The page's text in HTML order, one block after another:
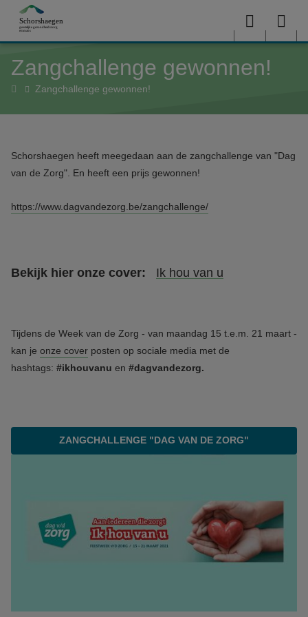
Overslaan en naar de inhoud gaan
Menu
Zangchallenge gewonnen!
HomeZangchallenge gewonnen!
Schorshaegen heeft meegedaan aan de zangchallenge van "Dag
van de Zorg". En heeft een prijs gewonnen!
https://www.dagvandezorg.be/zangchallenge/
Bekijk hier onze cover: Ik hou van u
Tijdens de Week van de Zorg - van maandag 15 t.e.m. 21 maart -
kan je onze cover posten op sociale media met de
hashtags: #ikhouvanu en #dagvandezorg.
ZANGCHALLENGE "DAG VAN DE ZORG"